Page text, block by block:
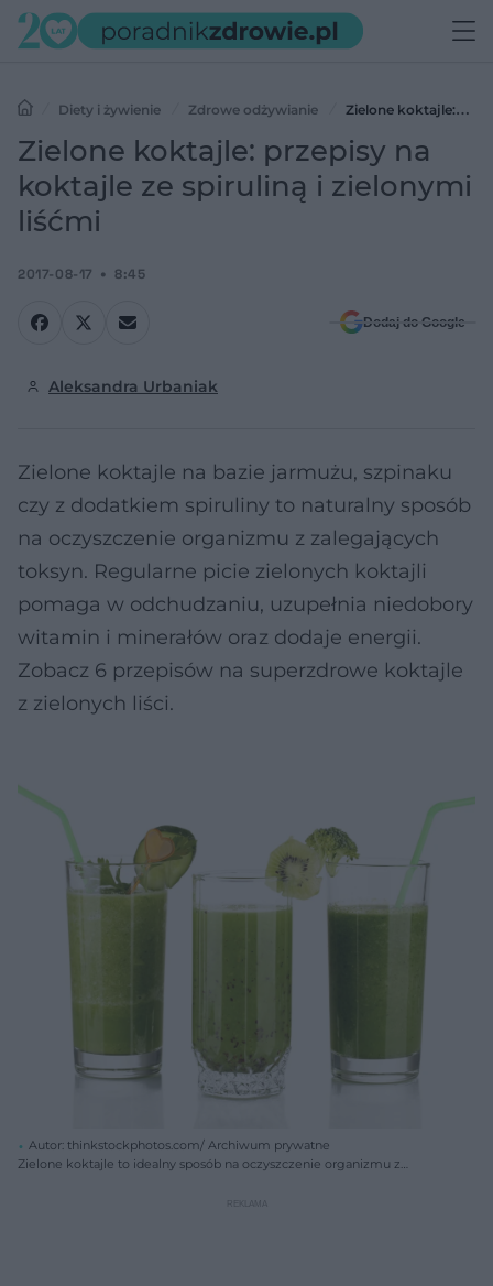
Diety i żywienie Zdrowe odżywianie
Zielone koktajle:
przepisy na koktajle ze spiruliną i zielonymi liśćmi
Zielone koktajle: przepisy na
koktajle ze spiruliną i zielonymi
liśćmi
2017-08-17 8:45
Dodaj do Google
Aleksandra Urbaniak
Zielone koktajle na bazie jarmużu, szpinaku
czy z dodatkiem spiruliny to naturalny sposób
na oczyszczenie organizmu z zalegających
toksyn. Regularne picie zielonych koktajli
pomaga w odchudzaniu, uzupełnia niedobory
witamin i minerałów oraz dodaje energii.
Zobacz 6 przepisów na superzdrowe koktajle
z zielonych liści.
Autor: thinkstockphotos.com/ Archiwum prywatne
Zielone koktajle to idealny sposób na oczyszczenie organizmu z